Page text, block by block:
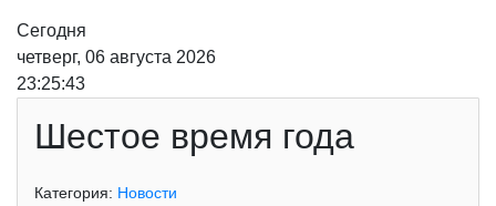
Сегодня
четверг, 06 августа 2026
23:25:43
Шестое время года
Категория: Новости